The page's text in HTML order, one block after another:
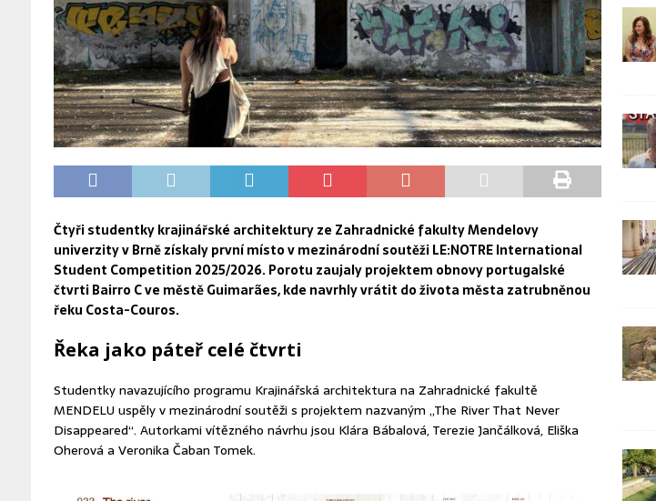
Čtyři studentky krajinářské architektury ze Zahradnické fakulty Mendelovy
univerzity v Brně získaly první místo v mezinárodní soutěži LE:NOTRE International
Student Competition 2025/2026. Porotu zaujaly projektem obnovy portugalské
čtvrti Bairro C ve městě Guimarães, kde navrhly vrátit do života města zatrubněnou
řeku Costa-Couros.
Řeka jako páteř celé čtvrti
Studentky navazujícího programu Krajinářská architektura na Zahradnické fakultě
MENDELU uspěly v mezinárodní soutěži s projektem nazvaným „The River That Never
Disappeared“. Autorkami vítězného návrhu jsou Klára Bábalová, Terezie Jančálková, Eliška
Oherová a Veronika Čaban Tomek.